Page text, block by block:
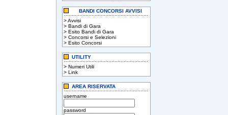
BANDI CONCORSI AVVISI
>Avvisi
> Bandi di Gara
> Esito Bandi di Gara
> Concorsi e Selezioni
> Esito Concorsi
UTILITY
> Numeri Utili
> Link
AREA RISERVATA
username
password